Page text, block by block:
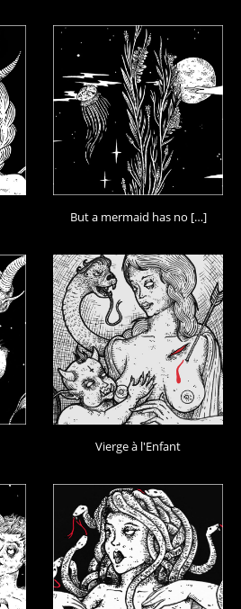
But a mermaid has no […]
Vierge à l'Enfant